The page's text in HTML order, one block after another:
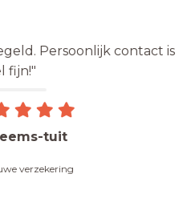
Persoonlijk contact is
tuit